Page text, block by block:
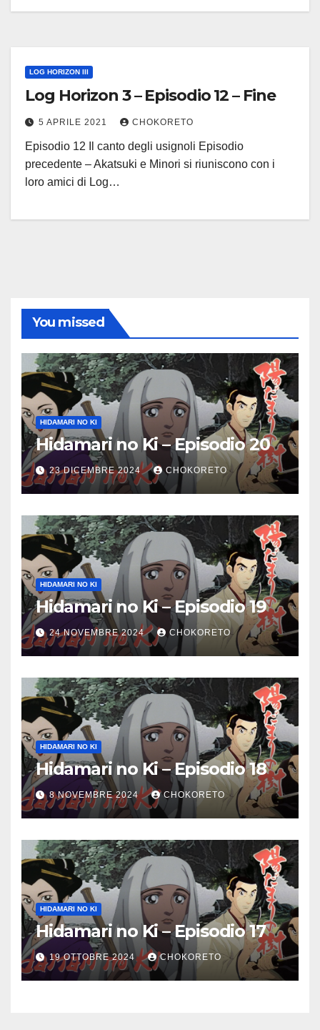
LOG HORIZON III
Log Horizon 3 – Episodio 12 – Fine
5 APRILE 2021 CHOKORETO
Episodio 12 Il canto degli usignoli Episodio
precedente – Akatsuki e Minori si riuniscono con i
loro amici di Log…
You missed
HIDAMARI NO KI
Hidamari no Ki – Episodio 20
23 DICEMBRE 2024 CHOKORETO
HIDAMARI NO KI
Hidamari no Ki – Episodio 19
24 NOVEMBRE 2024 CHOKORETO
HIDAMARI NO KI
Hidamari no Ki – Episodio 18
8 NOVEMBRE 2024 CHOKORETO
HIDAMARI NO KI
Hidamari no Ki – Episodio 17
19 OTTOBRE 2024 CHOKORETO